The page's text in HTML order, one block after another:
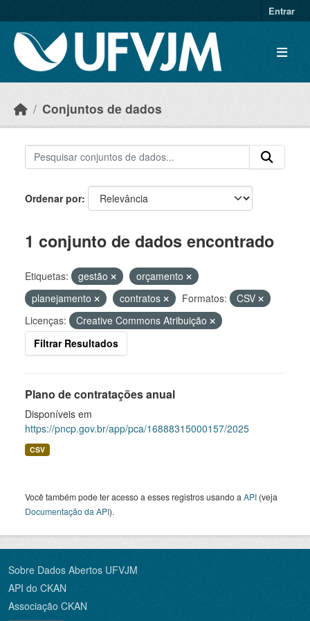
Entrar
Conjuntos de dados
Ordenar por
1 conjunto de dados encontrado
Etiquetas: gestão
orçamento
planejamento
contratos Formatos:
CSV
Licenças:
Creative Commons Atribuição
Filtrar Resultados
Plano de contratações anual
Disponíveis em
https://pncp.gov.br/app/pca/16888315000157/2025
CSV
Você também pode ter acesso a esses registros usando a API (veja
Documentação da API).
Sobre Dados Abertos UFVJM
API do CKAN
Associação CKAN